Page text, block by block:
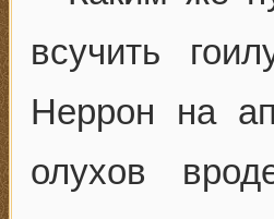
всучить
Неррон на
олухов